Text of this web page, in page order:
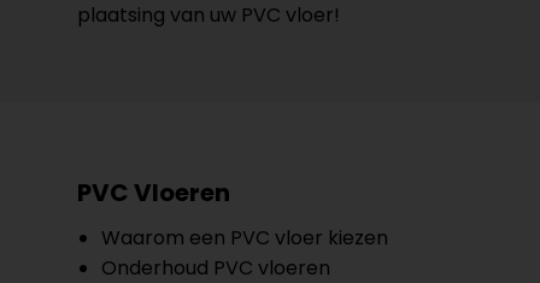
plaatsing van uw PVC vloer!
PVC Vloeren
Waarom een PVC vloer kiezen
Onderhoud PVC vloeren